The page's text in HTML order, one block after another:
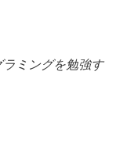
ミングを勉強す